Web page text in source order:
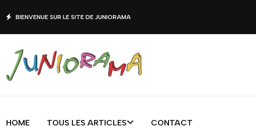
BIENVENUE SUR LE SITE DE JUNIORAMA
HOME TOUS LES ARTICLES CONTACT